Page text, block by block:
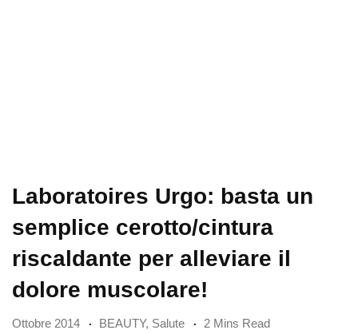
Laboratoires Urgo: basta un
semplice cerotto/cintura
riscaldante per alleviare il
dolore muscolare!
Ottobre 2014 BEAUTY, Salute 2 Mins Read